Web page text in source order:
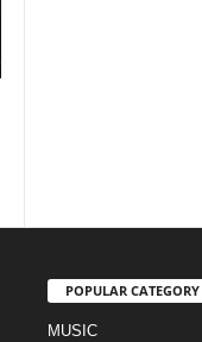
POPULAR CATEGORY
MUSIC